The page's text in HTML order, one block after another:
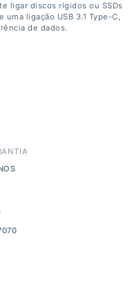
ligar discos rígidos ou SSDs
uma ligação USB 3.1 Type-C,
de dados.